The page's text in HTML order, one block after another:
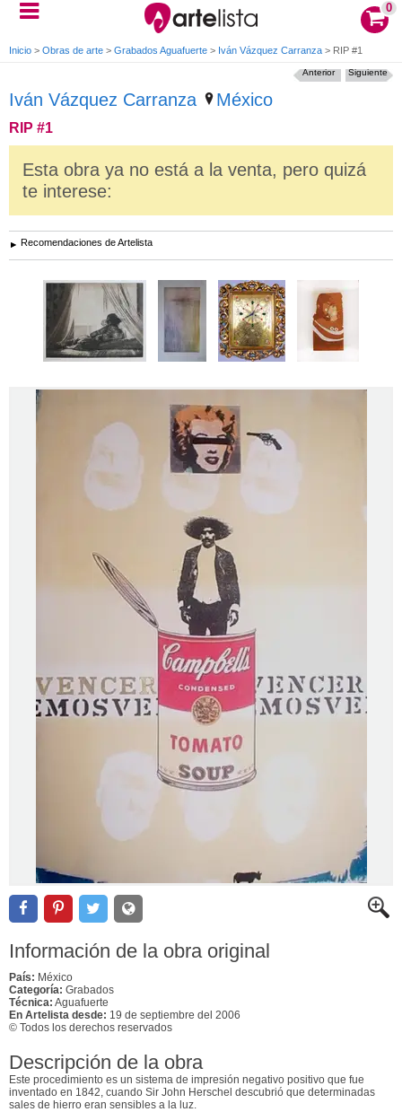
0
Inicio > Obras de arte > Grabados Aguafuerte > Iván Vázquez Carranza > RIP #1
Iván Vázquez Carranza México
RIP #1
Siguiente
Anterior
Esta obra ya no está a la venta, pero quizá
te interese:
Recomendaciones de Artelista
Información de la obra original
País: México
Categoría: Grabados
Técnica: Aguafuerte
En Artelista desde: 19 de septiembre del 2006
© Todos los derechos reservados
Descripción de la obra
Este procedimiento es un sistema de impresión negativo positivo que fue
inventado en 1842, cuando Sir John Herschel descubrió que determinadas
sales de hierro eran sensibles a la luz.